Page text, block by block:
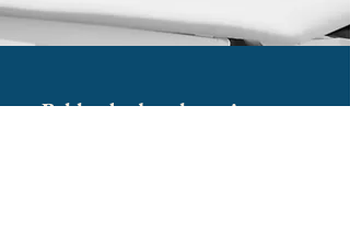
Bekkenbodemtherapie omvat